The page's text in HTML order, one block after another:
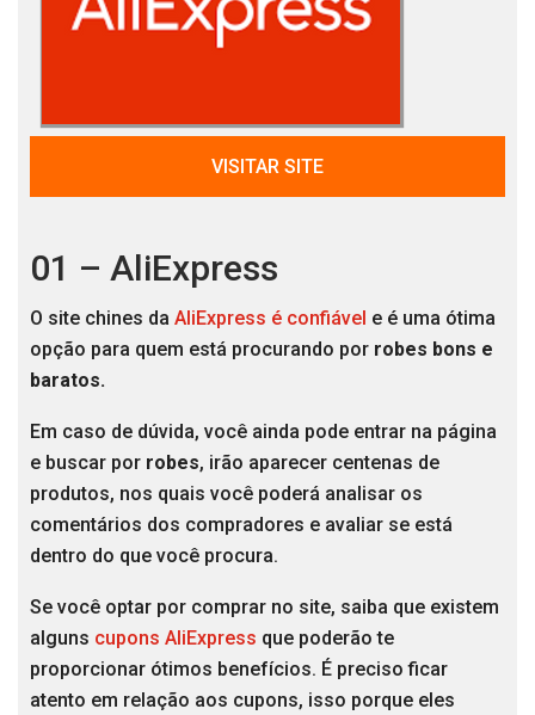
VISITAR SITE
01 – AliExpress
O site chines da AliExpress é confiável e é uma ótima
opção para quem está procurando por robes bons e
baratos.
Em caso de dúvida, você ainda pode entrar na página
e buscar por robes, irão aparecer centenas de
produtos, nos quais você poderá analisar os
comentários dos compradores e avaliar se está
dentro do que você procura.
Se você optar por comprar no site, saiba que existem
alguns cupons AliExpress que poderão te
proporcionar ótimos benefícios. É preciso ficar
atento em relação aos cupons, isso porque eles